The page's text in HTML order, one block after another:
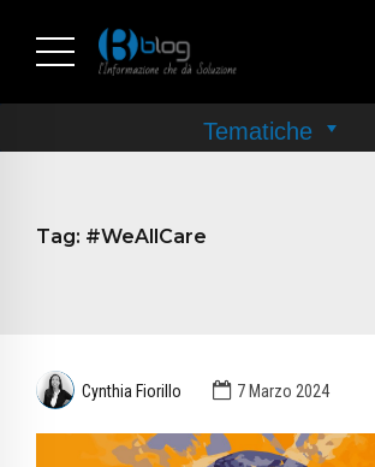
Tag: #WeAllCare
Cynthia Fiorillo 7 Marzo 2024